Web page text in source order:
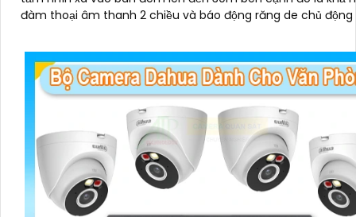
đàm thoại âm thanh 2 chiều và báo động răng de chủ